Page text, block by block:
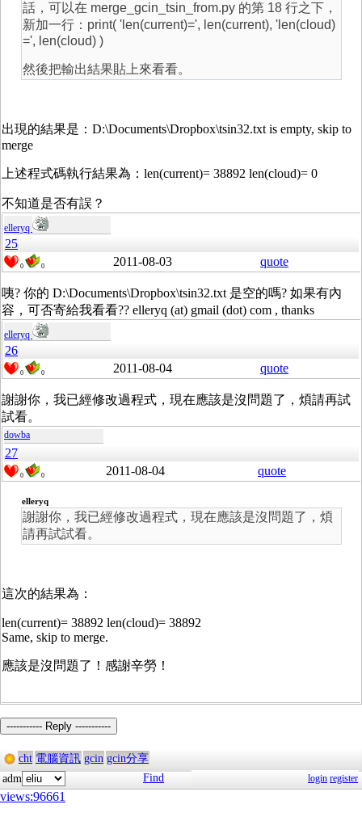
話，可以在 merge_gcin_tsin_from.py 的第 18 行之下，
新加一行：print( 'len(current)=', len(current), 'len(cloud)
=', len(cloud) )
然後把輸出結果貼上來看看。
出現的結果是：D:\Documents\Dropbox\tsin32.txt is empty, skip to
merge
上述程式碼執行結果為：len(current)= 38892 len(cloud)= 0
不知道是否有誤？
elleryq
25
0 0 2011-08-03 quote
咦? 你的 D:\Documents\Dropbox\tsin32.txt 是空的嗎? 如果有內
容，可否寄給我看看?? elleryq (at) gmail (dot) com , thanks
elleryq
26
0 0 2011-08-04 quote
謝謝你，我已經修改過程式，現在應該是沒問題了，煩請再試
試看。
dowba
27
0 0 2011-08-04 quote
elleryq
謝謝你，我已經修改過程式，現在應該是沒問題了，煩
請再試試看。
這次的結果為：
len(current)= 38892 len(cloud)= 38892
Same, skip to merge.
應該是沒問題了！感謝辛勞！
----------- Reply -----------
cht 電腦資訊 gcin gcin分享
adm
Find login register
views:96661